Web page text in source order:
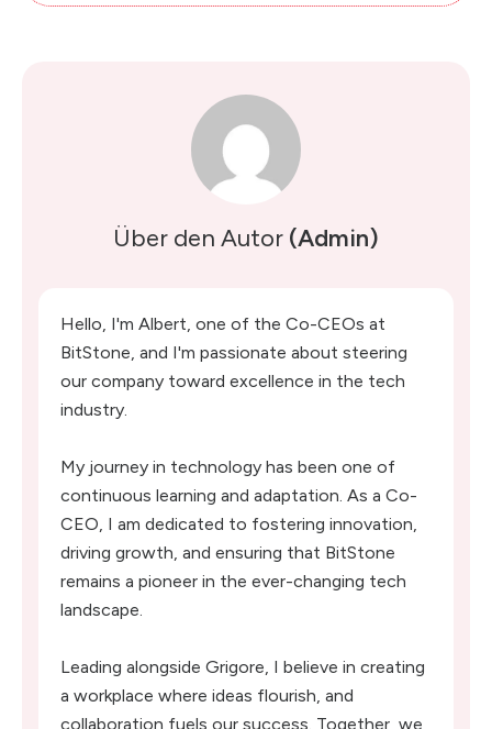
Über den Autor (Admin)
Hello, I'm Albert, one of the Co-CEOs at
BitStone, and I'm passionate about steering
our company toward excellence in the tech
industry.
My journey in technology has been one of
continuous learning and adaptation. As a Co-
CEO, I am dedicated to fostering innovation,
driving growth, and ensuring that BitStone
remains a pioneer in the ever-changing tech
landscape.
Leading alongside Grigore, I believe in creating
a workplace where ideas flourish, and
collaboration fuels our success. Together, we